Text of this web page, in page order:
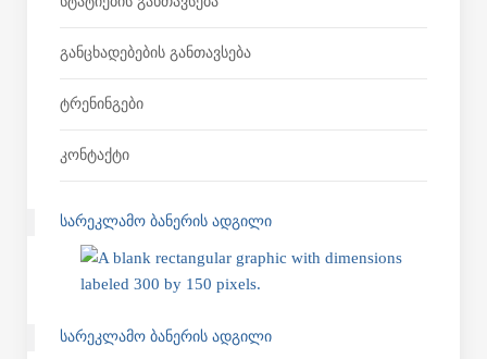
Განცხადებების Განთავსება
Ტრენინგები
Კონტაქტი
ᲡᲐᲠᲔᲙᲚᲐᲛᲝ ᲑᲐᲜᲔᲠᲘᲡ ᲐᲓᲒᲘᲚᲘ
ᲡᲐᲠᲔᲙᲚᲐᲛᲝ ᲑᲐᲜᲔᲠᲘᲡ ᲐᲓᲒᲘᲚᲘ